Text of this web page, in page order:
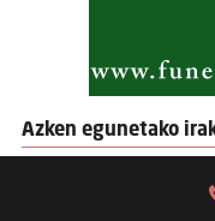
Azken egunetako